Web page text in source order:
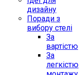
дизайну
Поради з
вибору стелі
За
вартістю
За
легкістю